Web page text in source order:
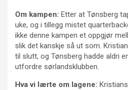
Om kampen: Etter at Tønsberg
uke, og i tillegg mistet
ikke denne kampen et oppgjør
slik det kanskje så ut som.
til slutt, og Tønsberg hadde aldri
utfordre sørlandsklubben.
Hva vi lærte om lagene: